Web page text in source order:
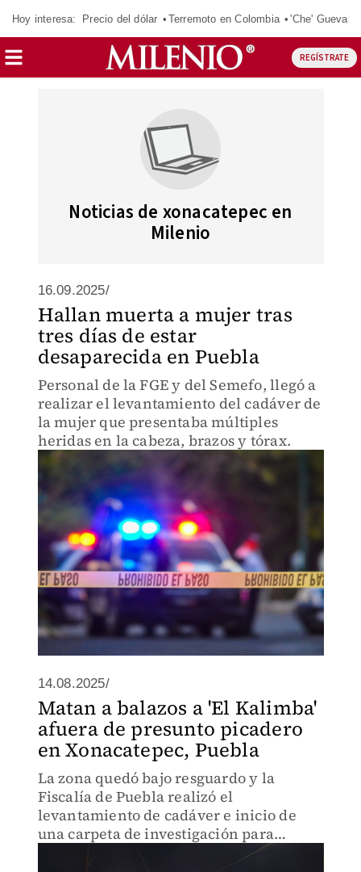
Hoy interesa: Precio del dólar Terremoto en Colombia 'Che' Guevara
REGÍSTRATE
Noticias de xonacatepec en
Milenio
16.09.2025/
Hallan muerta a mujer tras
tres días de estar
desaparecida en Puebla
Personal de la FGE y del Semefo, llegó a
realizar el levantamiento del cadáver de
la mujer que presentaba múltiples
heridas en la cabeza, brazos y tórax.
14.08.2025/
Matan a balazos a 'El Kalimba'
afuera de presunto picadero
en Xonacatepec, Puebla
La zona quedó bajo resguardo y la
Fiscalía de Puebla realizó el
levantamiento de cadáver e inicio de
una carpeta de investigación para
conocer el origen de este crimen.